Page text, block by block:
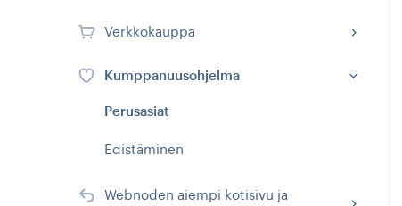
Verkkokauppa
Kumppanuusohjelma
Perusasiat
Edistäminen
Webnoden aiempi kotisivu ja